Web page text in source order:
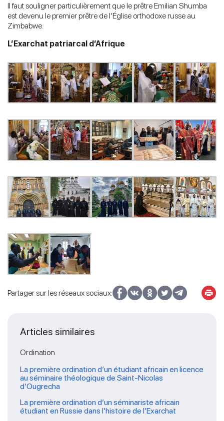
Il faut souligner particulièrement que le prêtre Emilian Shumba
est devenu le premier prêtre de l’Église orthodoxe russe au
Zimbabwe.
L’Exarchat patriarcal d’Afrique
Partager sur les réseaux sociaux:
Articles similaires
Ordination
La première ordination d’un étudiant africain en licence
au séminaire théologique de Saint-Nicolas
d’Ougrecha
La première ordination d’un séminariste africain
étudiant en Russie dans l’histoire de l’Exarchat